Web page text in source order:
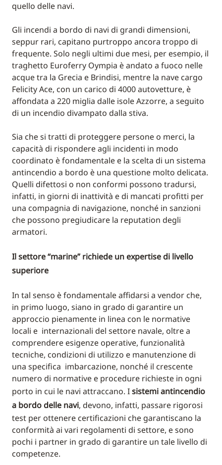
quello delle navi.
Gli incendi a bordo di navi di grandi dimensioni,
seppur rari, capitano purtroppo ancora troppo di
frequente. Solo negli ultimi due mesi, per esempio, il
traghetto Euroferry Oympia è andato a fuoco nelle
acque tra la Grecia e Brindisi, mentre la nave cargo
Felicity Ace, con un carico di 4000 autovetture, è
affondata a 220 miglia dalle isole Azzorre, a seguito
di un incendio divampato dalla stiva.
Sia che si tratti di proteggere persone o merci, la
capacità di rispondere agli incidenti in modo
coordinato è fondamentale e la scelta di un sistema
antincendio a bordo è una questione molto delicata.
Quelli difettosi o non conformi possono tradursi,
infatti, in giorni di inattività e di mancati profitti per
una compagnia di navigazione, nonché in sanzioni
che possono pregiudicare la reputation degli
armatori.
Il settore “marine” richiede un expertise di livello
superiore
In tal senso è fondamentale affidarsi a vendor che,
in primo luogo, siano in grado di garantire un
approccio pienamente in linea con le normative
locali e internazionali del settore navale, oltre a
comprendere esigenze operative, funzionalità
tecniche, condizioni di utilizzo e manutenzione di
una specifica imbarcazione, nonché il crescente
numero di normative e procedure richieste in ogni
porto in cui le navi attraccano. Isistemi antincendio
a bordo delle navi, devono, infatti, passare rigorosi
test per ottenere certificazioni che garantiscano la
conformità ai vari regolamenti di settore, e sono
pochi i partner in grado di garantire un tale livello di
competenze.